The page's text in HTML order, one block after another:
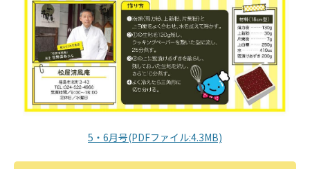
5・6月号(PDFファイル:4.3MB)